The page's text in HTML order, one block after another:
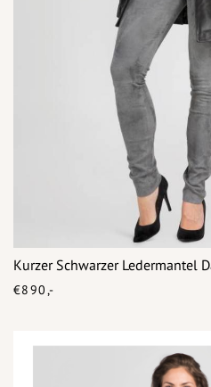
Kurzer Schwarzer Ledermantel
€890,-